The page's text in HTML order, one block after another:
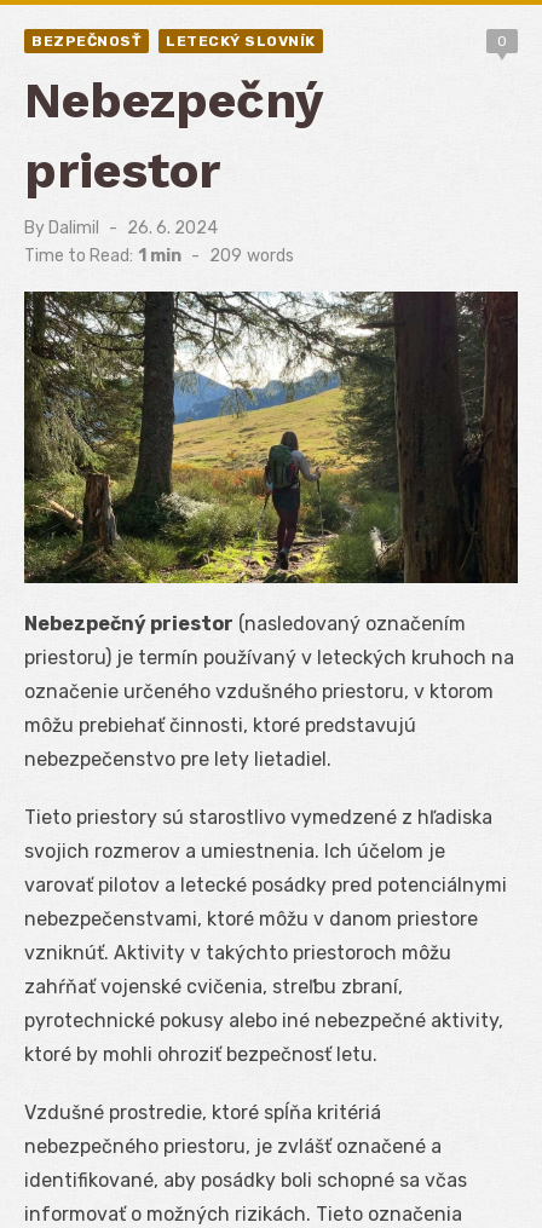
BEZPEČNOSŤ LETECKÝ SLOVNÍK 0
Nebezpečný
priestor
By Dalimil
Posted
on
26. 6. 2024
Time to Read: 1 min - 209 words
Nebezpečný priestor (nasledovaný označením
priestoru) je termín používaný v leteckých kruhoch na
označenie určeného vzdušného priestoru, v ktorom
môžu prebiehať činnosti, ktoré predstavujú
nebezpečenstvo pre lety lietadiel.
Tieto priestory sú starostlivo vymedzené z hľadiska
svojich rozmerov a umiestnenia. Ich účelom je
varovať pilotov a letecké posádky pred potenciálnymi
nebezpečenstvami, ktoré môžu v danom priestore
vzniknúť. Aktivity v takýchto priestoroch môžu
zahŕňať vojenské cvičenia, streľbu zbraní,
pyrotechnické pokusy alebo iné nebezpečné aktivity,
ktoré by mohli ohroziť bezpečnosť letu.
Vzdušné prostredie, ktoré spĺňa kritériá
nebezpečného priestoru, je zvlášť označené a
identifikované, aby posádky boli schopné sa včas
informovať o možných rizikách. Tieto označenia